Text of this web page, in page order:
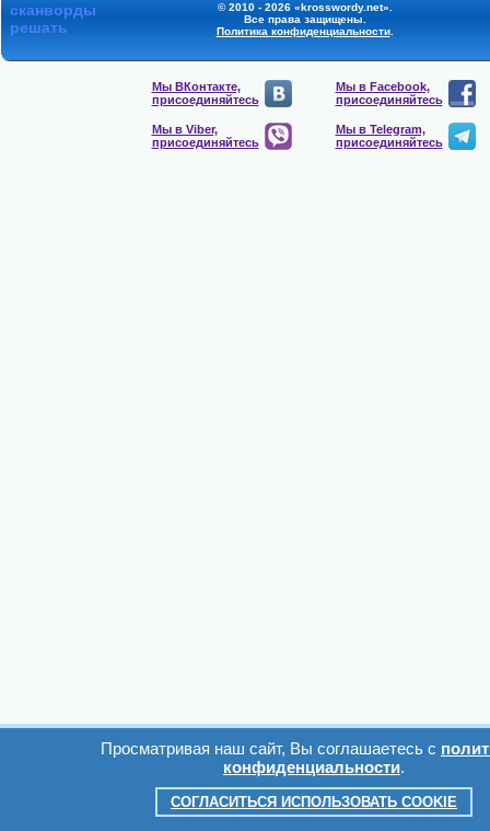
сканворды
решать
© 2010 - 2026 «krosswordy.net».
Все права защищены.
Политика конфиденциальности.
Мы ВКонтакте,
присоединяйтесь
Мы в Facebook,
присоединяйтесь
Мы в Viber,
присоединяйтесь
Мы в Telegram,
присоединяйтесь
Просматривая наш сайт, Вы соглашаетесь с
конфиденциальности.
СОГЛАСИТЬСЯ ИСПОЛЬЗОВАТЬ COOKIE